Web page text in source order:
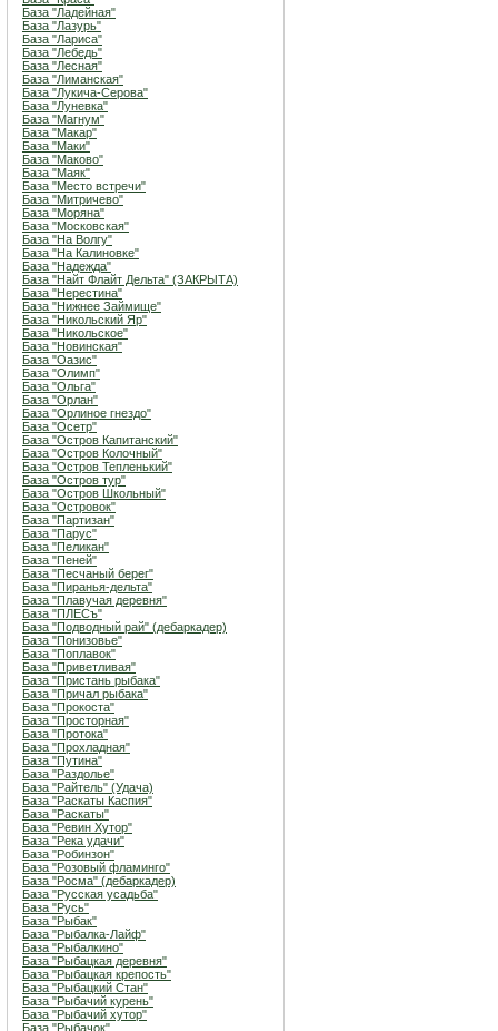
База "Ладейная"
База "Лазурь"
База "Лариса"
База "Лебедь"
База "Лесная"
База "Лиманская"
База "Лукича-Серова"
База "Луневка"
База "Магнум"
База "Макар"
База "Маки"
База "Маково"
База "Маяк"
База "Место встречи"
База "Митричево"
База "Моряна"
База "Московская"
База "На Волгу"
База "На Калиновке"
База "Надежда"
База "Найт Флайт Дельта" (ЗАКРЫТА)
База "Нерестина"
База "Нижнее Займище"
База "Никольский Яр"
База "Никольское"
База "Новинская"
База "Оазис"
База "Олимп"
База "Ольга"
База "Орлан"
База "Орлиное гнездо"
База "Осетр"
База "Остров Капитанский"
База "Остров Колочный"
База "Остров Тепленький"
База "Остров тур"
База "Остров Школьный"
База "Островок"
База "Партизан"
База "Парус"
База "Пеликан"
База "Пеней"
База "Песчаный берег"
База "Пиранья-дельта"
База "Плавучая деревня"
База "ПЛЕСъ"
База "Подводный рай" (дебаркадер)
База "Понизовье"
База "Поплавок"
База "Приветливая"
База "Пристань рыбака"
База "Причал рыбака"
База "Прокоста"
База "Просторная"
База "Протока"
База "Прохладная"
База "Путина"
База "Раздолье"
База "Райтель" (Удача)
База "Раскаты Каспия"
База "Раскаты"
База "Ревин Хутор"
База "Река удачи"
База "Робинзон"
База "Розовый фламинго"
База "Росма" (дебаркадер)
База "Русская усадьба"
База "Русь"
База "Рыбак"
База "Рыбалка-Лайф"
База "Рыбалкино"
База "Рыбацкая деревня"
База "Рыбацкая крепость"
База "Рыбацкий Стан"
База "Рыбачий курень"
База "Рыбачий хутор"
База "Рыбачок"